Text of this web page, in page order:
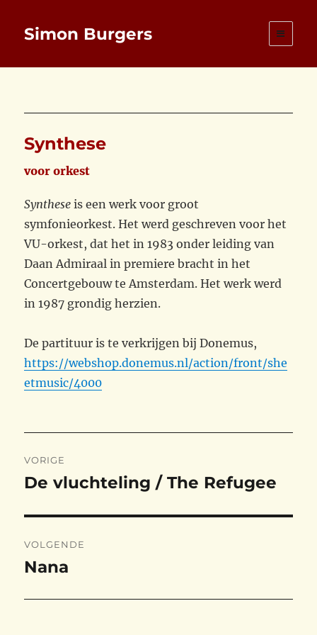
Simon Burgers
Synthese
voor orkest
Synthese is een werk voor groot
symfonieorkest. Het werd geschreven voor het
VU-orkest, dat het in 1983 onder leiding van
Daan Admiraal in premiere bracht in het
Concertgebouw te Amsterdam. Het werk werd
in 1987 grondig herzien.
De partituur is te verkrijgen bij Donemus,
https://webshop.donemus.nl/action/front/she
etmusic/4000
navigatie
VORIGE
Vorig
De vluchteling / The Refugee
VOLGENDE
Volgend
Nana